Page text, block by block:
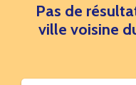
Pas de
ville voisine